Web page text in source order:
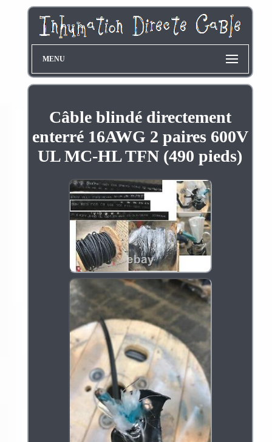
MENU
Câble blindé directement
enterré 16AWG 2 paires 600V
UL MC-HL TFN (490 pieds)